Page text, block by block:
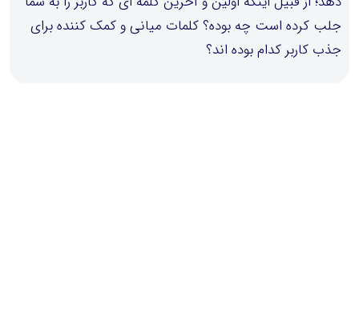
جلب کرده است چه بوده؟ کلمات میانی و کمک کننده برای
جذب کاربر کدام بوده اند؟